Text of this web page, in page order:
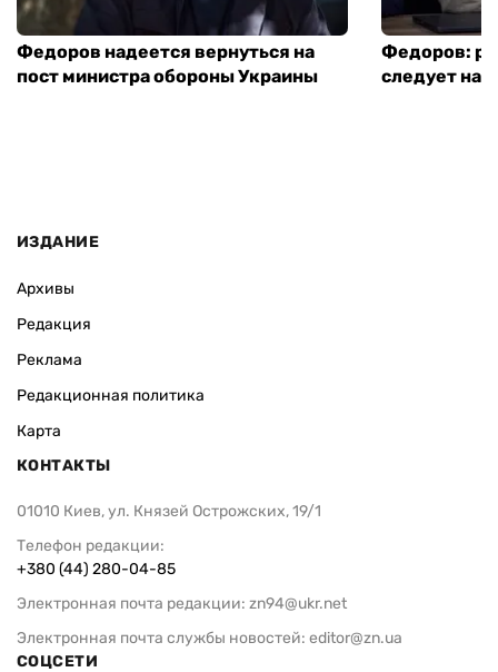
Федоров надеется вернуться на
пост министра обороны Украины
Федоров:
следует
ИЗДАНИЕ
Архивы
Редакция
Реклама
Редакционная политика
Карта
КОНТАКТЫ
01010 Киев, ул. Князей Острожских, 19/1
Телефон редакции:
+380 (44) 280-04-85
Электронная почта редакции: zn94@ukr.net
Электронная почта службы новостей: editor@zn.ua
СОЦСЕТИ